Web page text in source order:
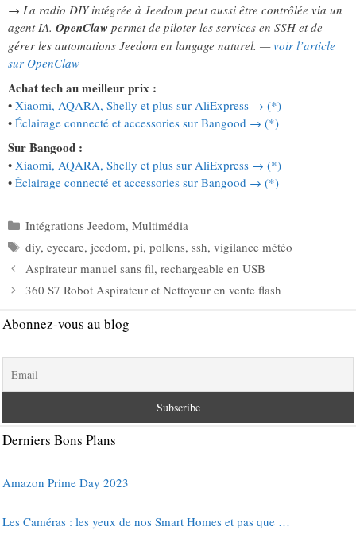
→ La radio DIY intégrée à Jeedom peut aussi être contrôlée via un
agent IA. OpenClaw permet de piloter les services en SSH et de
gérer les automations Jeedom en langage naturel. —voir l’article
sur OpenClaw
Achat tech au meilleur prix :
• Xiaomi, AQARA, Shelly et plus sur AliExpress → (*)
• Éclairage connecté et accessories sur Bangood → (*)
Sur Bangood :
• Xiaomi, AQARA, Shelly et plus sur AliExpress → (*)
• Éclairage connecté et accessories sur Bangood → (*)
Catégories
Intégrations Jeedom, Multimédia
Étiquettes
diy, eyecare, jeedom, pi, pollens, ssh, vigilance météo
Aspirateur manuel sans fil, rechargeable en USB
360 S7 Robot Aspirateur et Nettoyeur en vente flash
Abonnez-vous au blog
Derniers Bons Plans
Amazon Prime Day 2023
Les Caméras : les yeux de nos Smart Homes et pas que …